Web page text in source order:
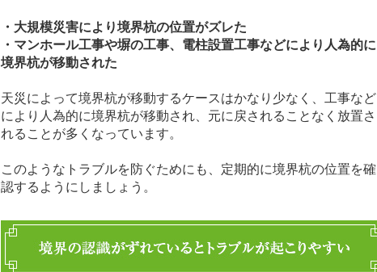
・大規模災害により境界杭の位置がズレた
・マンホール工事や塀の工事、電柱設置工事などにより人為的に
境界杭が移動された
天災によって境界杭が移動するケースはかなり少なく、工事など
により人為的に境界杭が移動され、元に戻されることなく放置さ
れることが多くなっています。
このようなトラブルを防ぐためにも、定期的に境界杭の位置を確
認するようにしましょう。